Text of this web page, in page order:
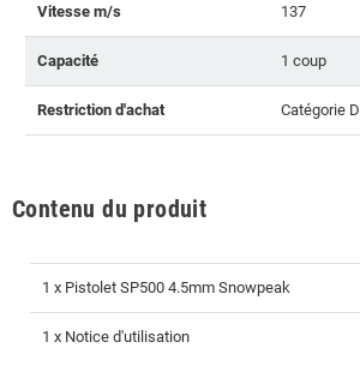
Vitesse m/s 137
Capacité 1 coup
Restriction d'achat Catégorie D
Contenu du produit
1 x Pistolet SP500 4.5mm Snowpeak
1 x Notice d'utilisation